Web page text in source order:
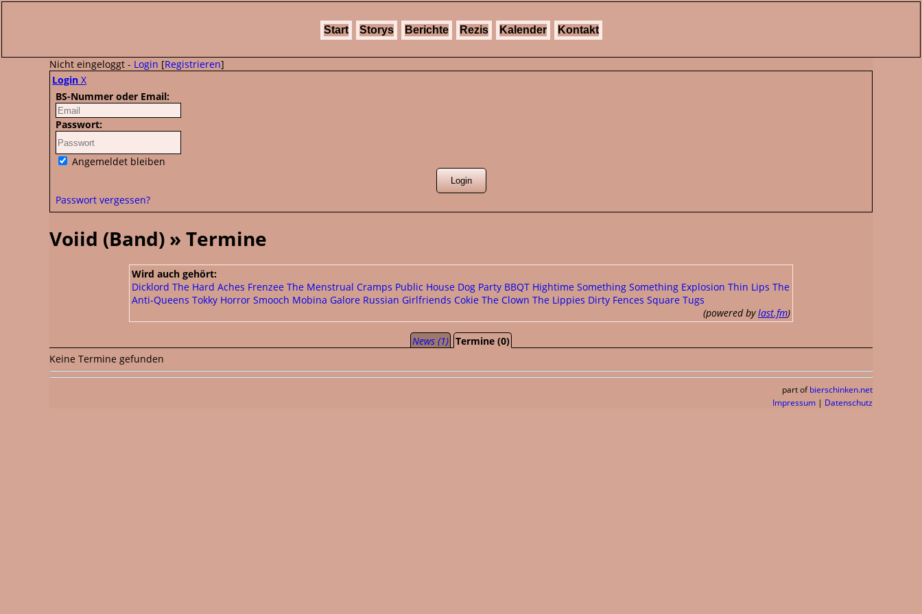
Start Storys Berichte Rezis Kalender Kontakt
Nicht eingeloggt - Login [Registrieren]
Login X
BS-Nummer oder Email:
Passwort:
Angemeldet bleiben
Passwort vergessen?
Voiid (Band) » Termine
Wird auch gehört:
Dicklord The Hard Aches Frenzee The Menstrual Cramps Public House Dog Party BBQT Hightime Something Something Explosion Thin Lips The
Anti-Queens Tokky Horror Smooch Mobina Galore Russian Girlfriends Cokie The Clown The Lippies Dirty Fences Square Tugs
(powered bylast.fm)
News (1) Termine (0)
Keine Termine gefunden
part of bierschinken.net
Impressum | Datenschutz